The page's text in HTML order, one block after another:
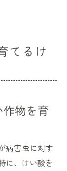
てるけ
物を育
病害虫に対す
に、けい酸を